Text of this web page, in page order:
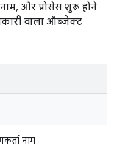
और प्रोसेस शुरू होने
वाला ऑब्जेक्ट
नाम